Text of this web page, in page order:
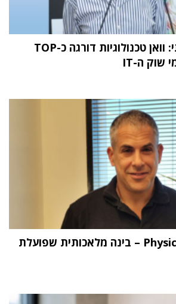
מחקר STKI השנתי: וואן טכנולוגיות דורגה כ-TOP
"העתיד הוא Physical AI – בינה מלאכותית שפועלת